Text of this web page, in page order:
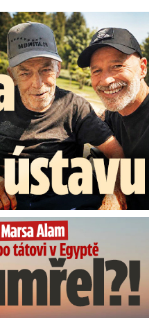
Tátu musel dát do ústavu
Jirka umřel?!